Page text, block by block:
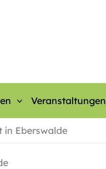
Veranstaltungen
in Eberswalde